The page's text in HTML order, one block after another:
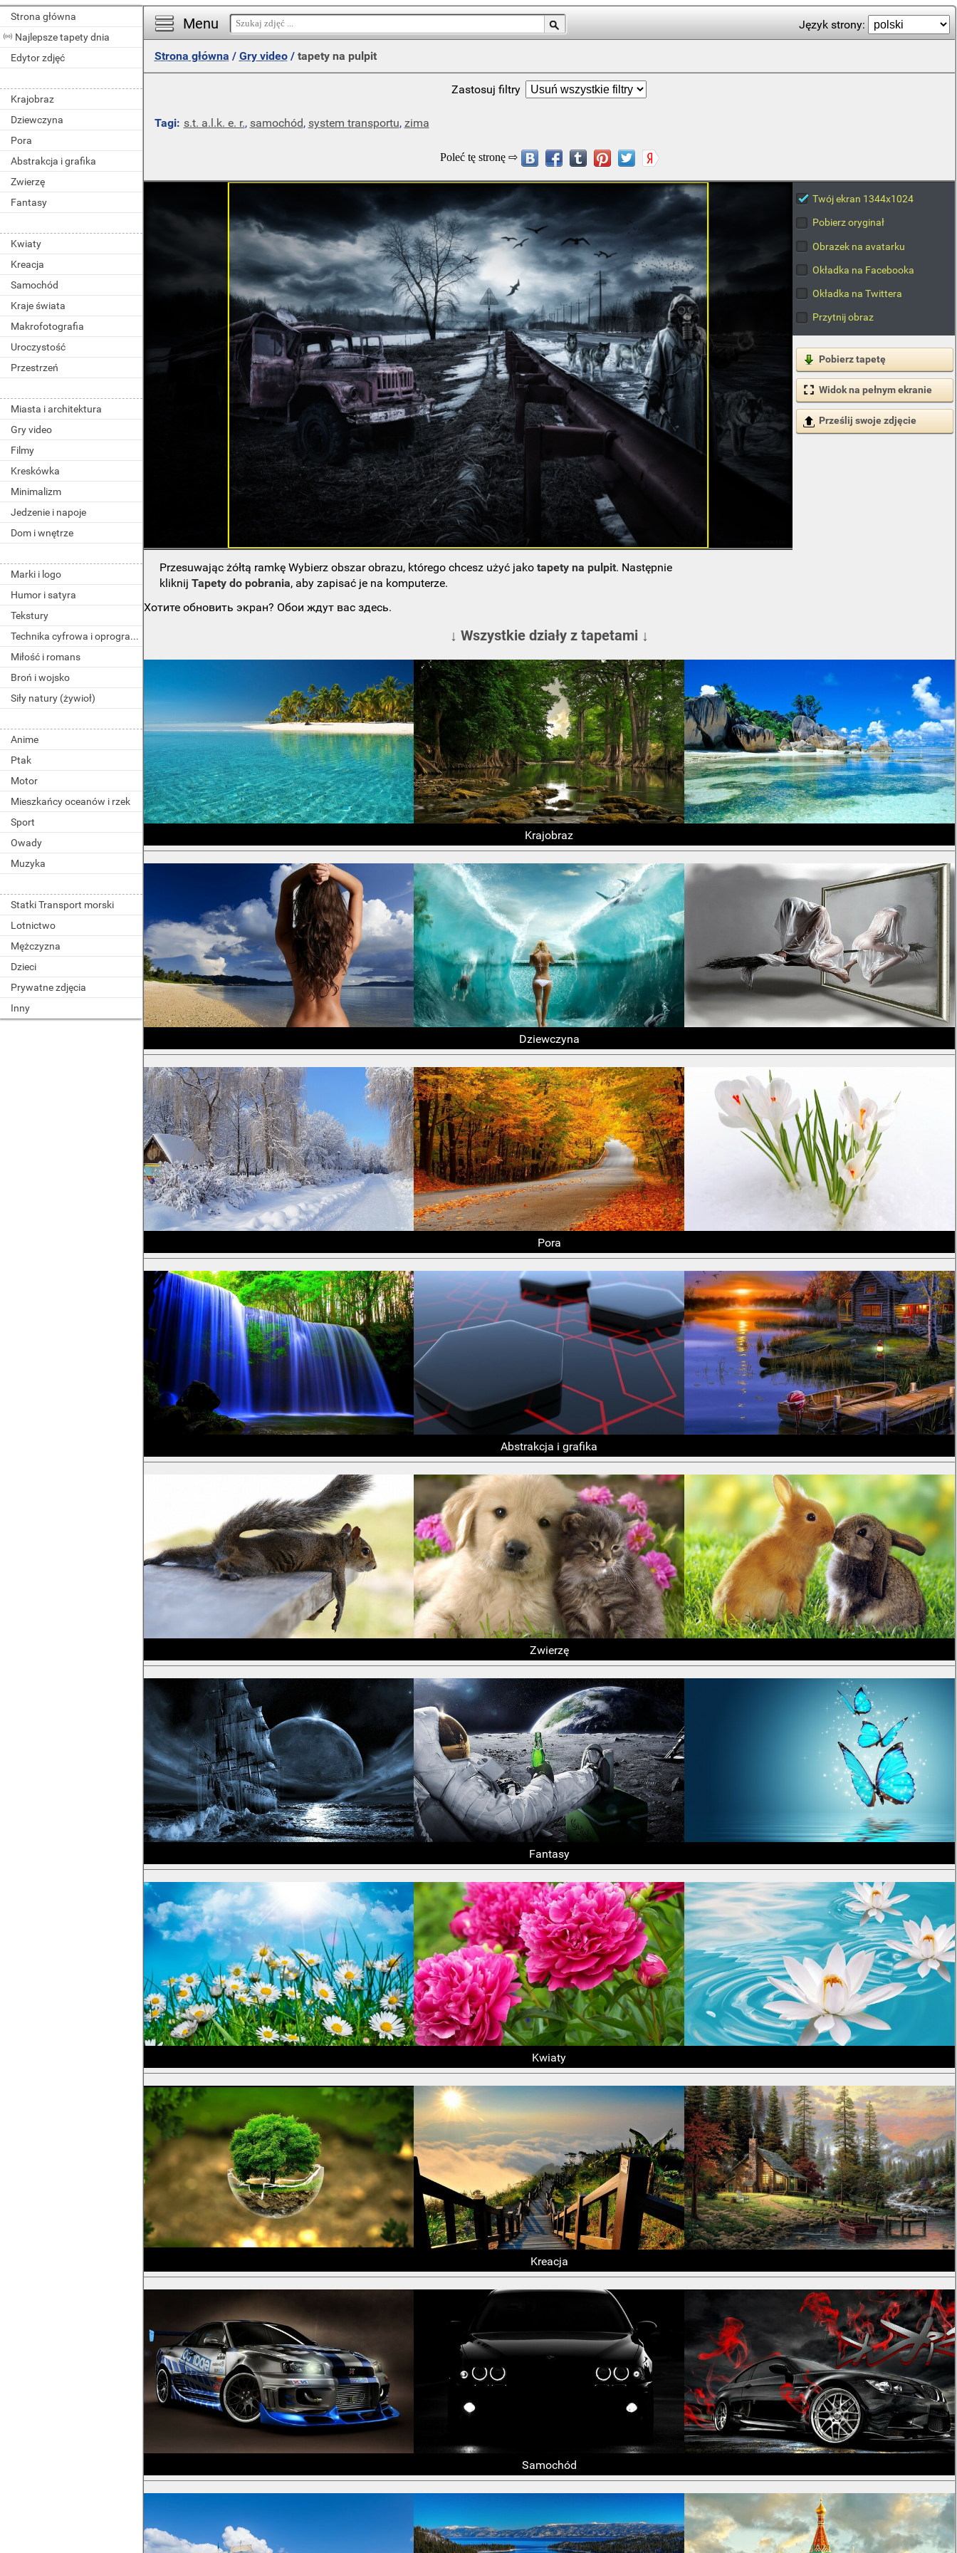
Strona główna
Najlepsze tapety dnia
Edytor zdjęć
Krajobraz
Dziewczyna
Pora
Abstrakcja i grafika
Zwierzę
Fantasy
Kwiaty
Kreacja
Samochód
Kraje świata
Makrofotografia
Uroczystość
Przestrzeń
Miasta i architektura
Gry video
Filmy
Kreskówka
Minimalizm
Jedzenie i napoje
Dom i wnętrze
Marki i logo
Humor i satyra
Tekstury
Technika cyfrowa i oprogramowanie
Miłość i romans
Broń i wojsko
Siły natury (żywioł)
Anime
Ptak
Motor
Mieszkańcy oceanów i rzek
Sport
Owady
Muzyka
Statki Transport morski
Lotnictwo
Mężczyzna
Dzieci
Prywatne zdjęcia
Inny
Menu Język strony:
Strona główna / Gry video/ tapety na pulpit
Zastosuj filtry
Tagi: s.t. a.l.k. e. r., samochód, system transportu, zima
Twój ekran 1344x1024
Pobierz oryginał
Obrazek na avatarku
Okładka na Facebooka
Okładka na Twittera
Przytnij obraz
Pobierz tapetę
Widok na pełnym ekranie
Prześlij swoje zdjęcie
Przesuwając żółtą ramkę Wybierz obszar obrazu, którego chcesz użyć jakotapety na pulpit. Następnie
kliknijTapety do pobrania, aby zapisać je na komputerze.
Хотите обновить экран? Обои ждут вас здесь.
↓ Wszystkie działy z tapetami ↓
Krajobraz
Dziewczyna
Pora
Abstrakcja i grafika
Zwierzę
Fantasy
Kwiaty
Kreacja
Samochód